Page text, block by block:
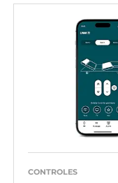
CONTROLES